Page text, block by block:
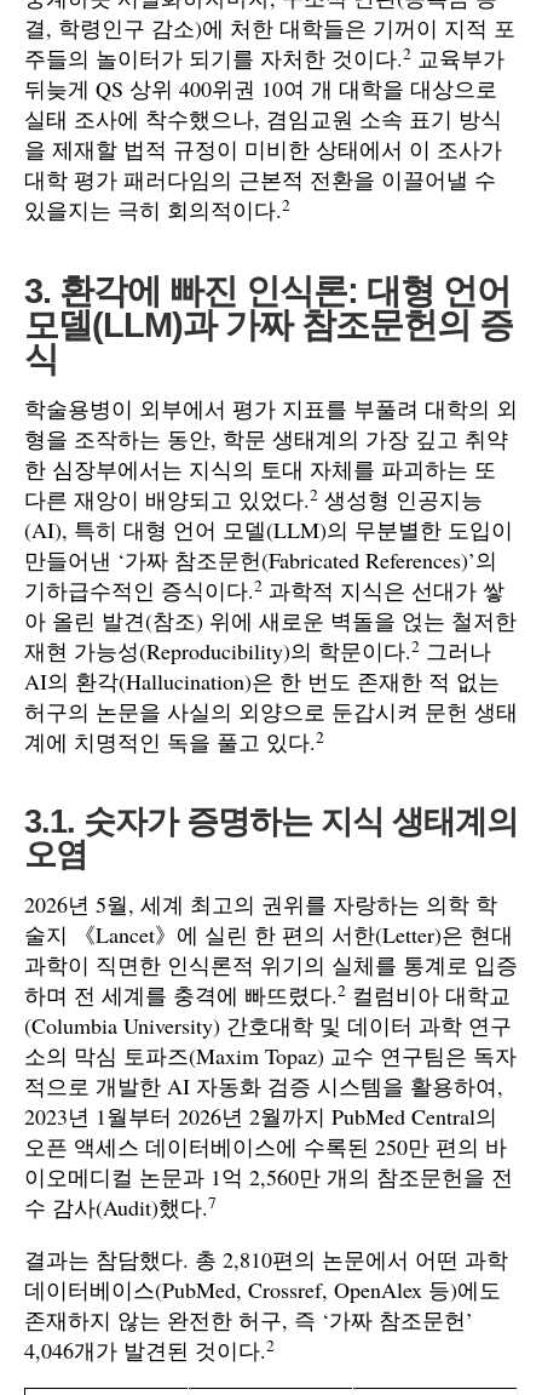
결, 학령인구 감소)에 처한 대학들은 기꺼이 지적 포
주들의 놀이터가 되기를 자처한 것이다.2 교육부가
뒤늦게 QS 상위 400위권 10여 개 대학을 대상으로
실태 조사에 착수했으나, 겸임교원 소속 표기 방식
을 제재할 법적 규정이 미비한 상태에서 이 조사가
대학 평가 패러다임의 근본적 전환을 이끌어낼 수
있을지는 극히 회의적이다.2
3. 환각에 빠진 인식론: 대형 언어
모델(LLM)과 가짜 참조문헌의 증
식
학술용병이 외부에서 평가 지표를 부풀려 대학의 외
형을 조작하는 동안, 학문 생태계의 가장 깊고 취약
한 심장부에서는 지식의 토대 자체를 파괴하는 또
다른 재앙이 배양되고 있었다.2 생성형 인공지능
(AI), 특히 대형 언어 모델(LLM)의 무분별한 도입이
만들어낸 ‘가짜 참조문헌(Fabricated References)’의
기하급수적인 증식이다.2 과학적 지식은 선대가 쌓
아 올린 발견(참조) 위에 새로운 벽돌을 얹는 철저한
재현 가능성(Reproducibility)의 학문이다.2 그러나
AI의 환각(Hallucination)은 한 번도 존재한 적 없는
허구의 논문을 사실의 외양으로 둔갑시켜 문헌 생태
계에 치명적인 독을 풀고 있다.2
3.1. 숫자가 증명하는 지식 생태계의
오염
2026년 5월, 세계 최고의 권위를 자랑하는 의학 학
술지 《Lancet》에 실린 한 편의 서한(Letter)은 현대
과학이 직면한 인식론적 위기의 실체를 통계로 입증
하며 전 세계를 충격에 빠뜨렸다.2 컬럼비아 대학교
(Columbia University) 간호대학 및 데이터 과학 연구
소의 막심 토파즈(Maxim Topaz) 교수 연구팀은 독자
적으로 개발한 AI 자동화 검증 시스템을 활용하여,
2023년 1월부터 2026년 2월까지 PubMed Central의
오픈 액세스 데이터베이스에 수록된 250만 편의 바
이오메디컬 논문과 1억 2,560만 개의 참조문헌을 전
수 감사(Audit)했다.7
결과는 참담했다. 총 2,810편의 논문에서 어떤 과학
데이터베이스(PubMed, Crossref, OpenAlex 등)에도
존재하지 않는 완전한 허구, 즉 ‘가짜 참조문헌’
4,046개가 발견된 것이다.2